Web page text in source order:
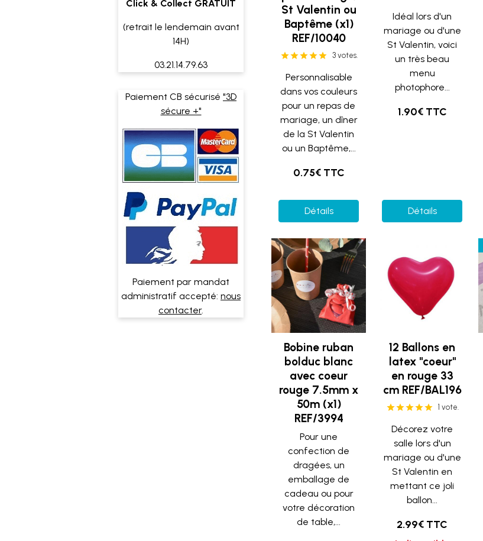
St Valentin ou
Baptême (x1)
REF/10040
3 votes.
Personnalisable
dans vos couleurs
pour un repas de
mariage, un dîner
de la St Valentin
ou un Baptême,...
0.75€ TTC
Détails
Idéal lors d'un
mariage ou d'une
St Valentin, voici
un très beau
menu
photophore...
1.90€ TTC
Détails
Bobine ruban
bolduc blanc
avec coeur
rouge 7.5mm x
50m (x1)
REF/3994
Pour une
confection de
dragées, un
emballage de
cadeau ou pour
votre décoration
de table,...
12 Ballons en
latex "coeur"
en rouge 33
cm REF/BAL196
1 vote.
Décorez votre
salle lors d'un
mariage ou d'une
St Valentin en
mettant ce joli
ballon...
2.99€ TTC
Click & Collect GRATUIT
(retrait le lendemain avant
14H)
03.21.14.79.63
Paiement CB sécurisé "3D
sécure +"
Paiement par mandat
administratif accepté: nous
contacter.